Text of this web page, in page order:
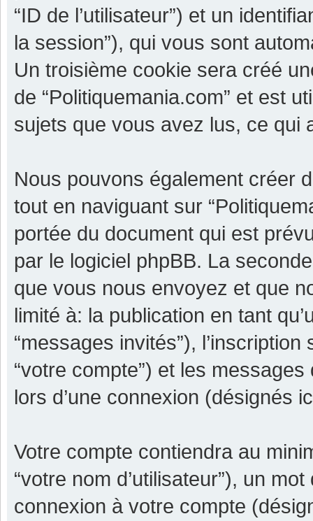
“ID de l’utilisateur”) et un
la session”), qui vous sont
Un troisième cookie sera créé
de “Politiquemania.com” et est
sujets que vous avez lus, ce qui
Nous pouvons également créer
tout en naviguant sur
portée du document qui est
par le logiciel phpBB. La
que vous nous envoyez et que
limité à: la publication en tant
“messages invités”),
“votre compte”) et les
lors d’une connexion (désignés
Votre compte contiendra au
“votre nom d’utilisateur”), un
connexion à votre compte